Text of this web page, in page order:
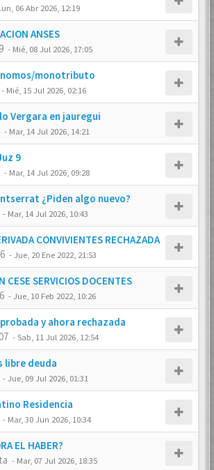
06 Abr 2026, 12:19
ANSES
- Mié, 08 Jul 2026, 17:05
monotributo
- Mié, 15 Jul 2026, 02:16
Vergara en jauregui
- Mar, 14 Jul 2026, 14:21
9
- Mar, 14 Jul 2026, 09:28
¿Piden algo nuevo?
- Mar, 14 Jul 2026, 10:43
CONVIVIENTES RECHAZADA
-Jue, 20 Ene 2022, 21:53
CESE SERVICIOS DOCENTES
-Jue, 10 Feb 2022, 10:26
y ahora rechazada
-Sab, 11 Jul 2026, 12:54
libre deuda
-Jue, 09 Jul 2026, 01:31
Residencia
- Mar, 30 Jun 2026, 10:34
EL HABER?
- Mar, 07 Jul 2026, 18:35